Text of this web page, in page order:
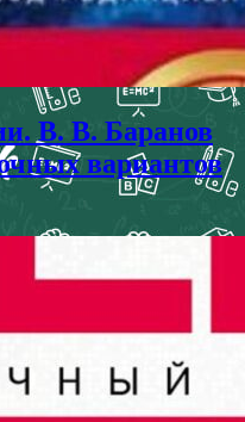
В. В. Баранов
вариантов